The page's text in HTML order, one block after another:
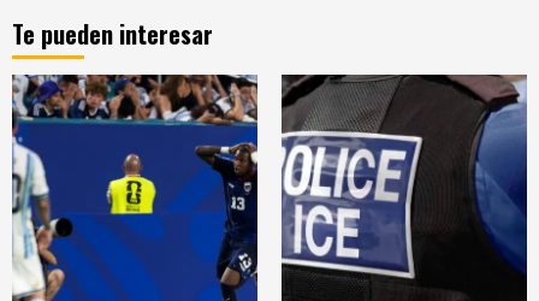
Te pueden interesar